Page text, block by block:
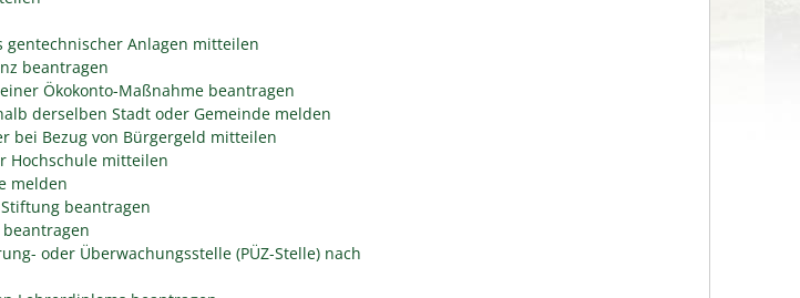
Anlagen mitteilen
beantragen
Ökokonto-Maßnahme beantragen
derselben Stadt oder Gemeinde melden
bei Bezug von Bürgergeld mitteilen
Hochschule mitteilen
melden
beantragen
oder Überwachungsstelle (PÜZ-Stelle) nach